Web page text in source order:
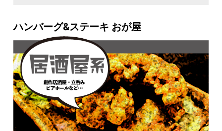
ハンバーグ&ステーキ おが屋